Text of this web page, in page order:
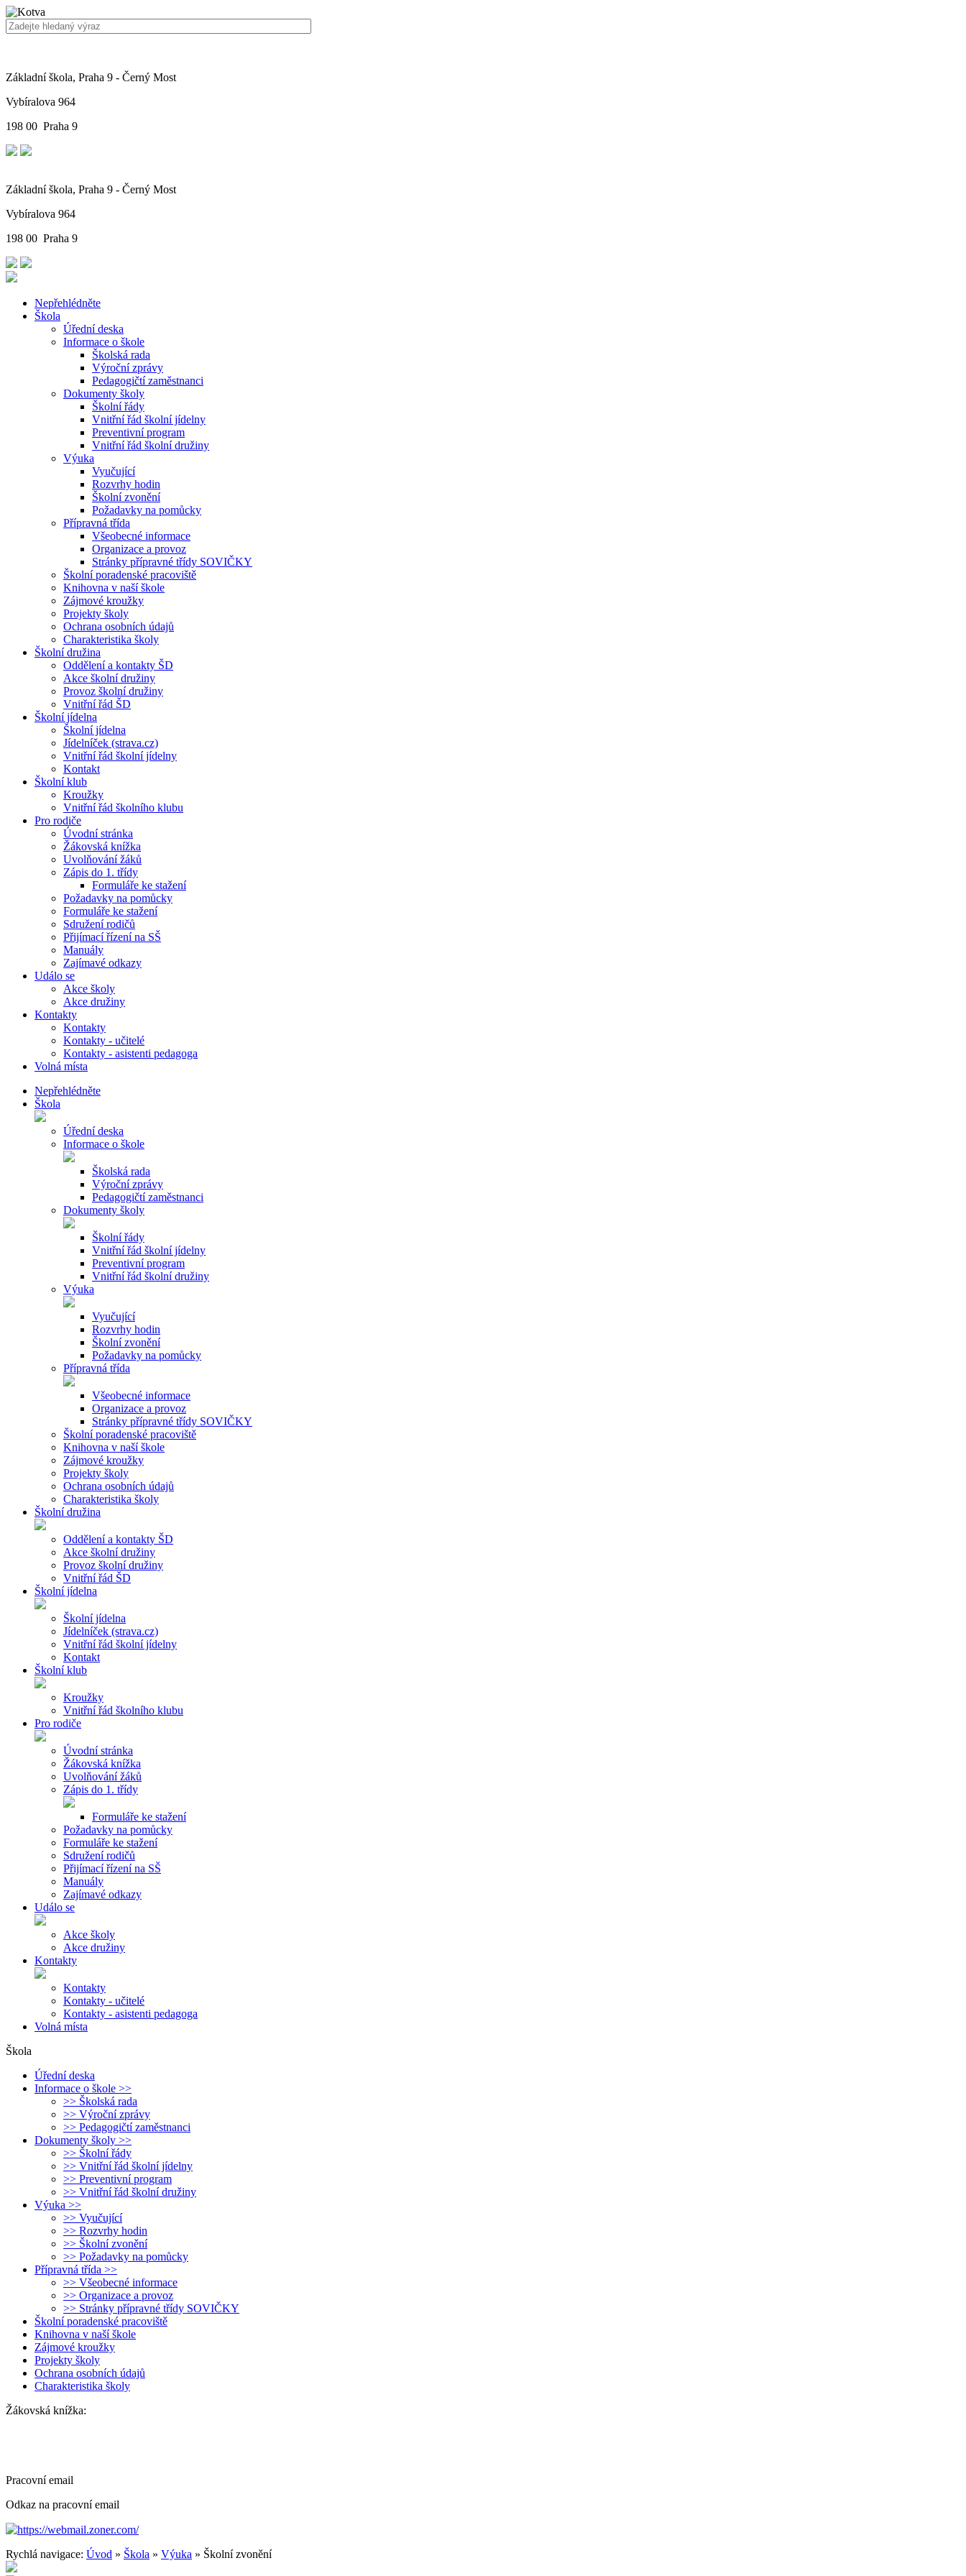
Základní škola, Praha 9 - Černý Most
Vybíralova 964
198 00 Praha 9
Základní škola, Praha 9 - Černý Most
Vybíralova 964
198 00 Praha 9
Nepřehlédněte
Škola
Úřední deska
Informace o škole
Školská rada
Výroční zprávy
Pedagogičtí zaměstnanci
Dokumenty školy
Školní řády
Vnitřní řád školní jídelny
Preventivní program
Vnitřní řád školní družiny
Výuka
Vyučující
Rozvrhy hodin
Školní zvonění
Požadavky na pomůcky
Přípravná třída
Všeobecné informace
Organizace a provoz
Stránky přípravné třídy SOVIČKY
Školní poradenské pracoviště
Knihovna v naší škole
Zájmové kroužky
Projekty školy
Ochrana osobních údajů
Charakteristika školy
Školní družina
Oddělení a kontakty ŠD
Akce školní družiny
Provoz školní družiny
Vnitřní řád ŠD
Školní jídelna
Školní jídelna
Jídelníček (strava.cz)
Vnitřní řád školní jídelny
Kontakt
Školní klub
Kroužky
Vnitřní řád školního klubu
Pro rodiče
Úvodní stránka
Žákovská knížka
Uvolňování žáků
Zápis do 1. třídy
Formuláře ke stažení
Požadavky na pomůcky
Formuláře ke stažení
Sdružení rodičů
Přijímací řízení na SŠ
Manuály
Zajímavé odkazy
Událo se
Akce školy
Akce družiny
Kontakty
Kontakty
Kontakty - učitelé
Kontakty - asistenti pedagoga
Volná místa
Nepřehlédněte
Škola
Úřední deska
Informace o škole
Školská rada
Výroční zprávy
Pedagogičtí zaměstnanci
Dokumenty školy
Školní řády
Vnitřní řád školní jídelny
Preventivní program
Vnitřní řád školní družiny
Výuka
Vyučující
Rozvrhy hodin
Školní zvonění
Požadavky na pomůcky
Přípravná třída
Všeobecné informace
Organizace a provoz
Stránky přípravné třídy SOVIČKY
Školní poradenské pracoviště
Knihovna v naší škole
Zájmové kroužky
Projekty školy
Ochrana osobních údajů
Charakteristika školy
Školní družina
Oddělení a kontakty ŠD
Akce školní družiny
Provoz školní družiny
Vnitřní řád ŠD
Školní jídelna
Školní jídelna
Jídelníček (strava.cz)
Vnitřní řád školní jídelny
Kontakt
Školní klub
Kroužky
Vnitřní řád školního klubu
Pro rodiče
Úvodní stránka
Žákovská knížka
Uvolňování žáků
Zápis do 1. třídy
Formuláře ke stažení
Požadavky na pomůcky
Formuláře ke stažení
Sdružení rodičů
Přijímací řízení na SŠ
Manuály
Zajímavé odkazy
Událo se
Akce školy
Akce družiny
Kontakty
Kontakty
Kontakty - učitelé
Kontakty - asistenti pedagoga
Volná místa
Škola
Úřední deska
Informace o škole >>
>> Školská rada
>> Výroční zprávy
>> Pedagogičtí zaměstnanci
Dokumenty školy >>
>> Školní řády
>> Vnitřní řád školní jídelny
>> Preventivní program
>> Vnitřní řád školní družiny
Výuka >>
>> Vyučující
>> Rozvrhy hodin
>> Školní zvonění
>> Požadavky na pomůcky
Přípravná třída >>
>> Všeobecné informace
>> Organizace a provoz
>> Stránky přípravné třídy SOVIČKY
Školní poradenské pracoviště
Knihovna v naší škole
Zájmové kroužky
Projekty školy
Ochrana osobních údajů
Charakteristika školy
Žákovská knížka:
Pracovní email
Odkaz na pracovní email
https://webmail.zoner.com/
Rychlá navigace: Úvod » Škola » Výuka » Školní zvonění